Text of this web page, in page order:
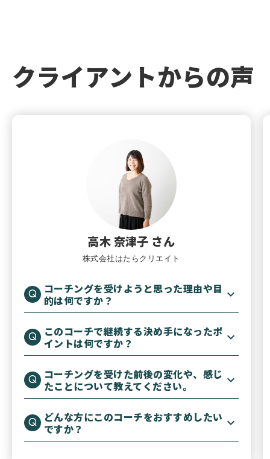
クライアントからの声
高木 奈津子 さん
株式会社はたらクリエイト
コーチングを受けようと思った理由や目
的は何ですか？
このコーチで継続する決め手になったポ
イントは何ですか？
コーチングを受けた前後の変化や、感じ
たことについて教えてください。
どんな方にこのコーチをおすすめしたい
ですか？